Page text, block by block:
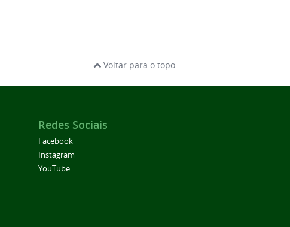
Voltar para o topo
Redes Sociais
Facebook
Instagram
YouTube